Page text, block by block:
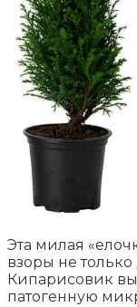
Эта милая
взоры не
Кипарисовик
патогенную